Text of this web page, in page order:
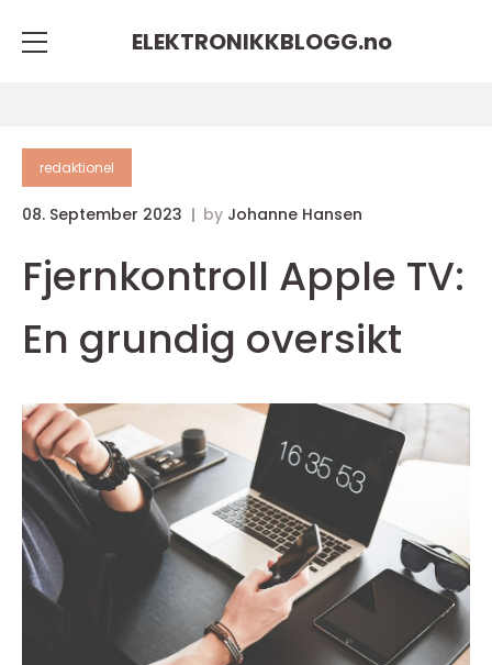
ELEKTRONIKKBLOGG.no
redaktionel
08. September 2023 by Johanne Hansen
Fjernkontroll Apple TV:
En grundig oversikt